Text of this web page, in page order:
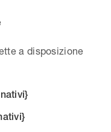
a disposizione